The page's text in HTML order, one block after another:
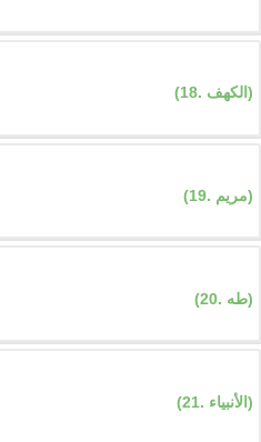
(18. الكهف)
(19. مريم)
(20. طه)
(21. الأنبياء)